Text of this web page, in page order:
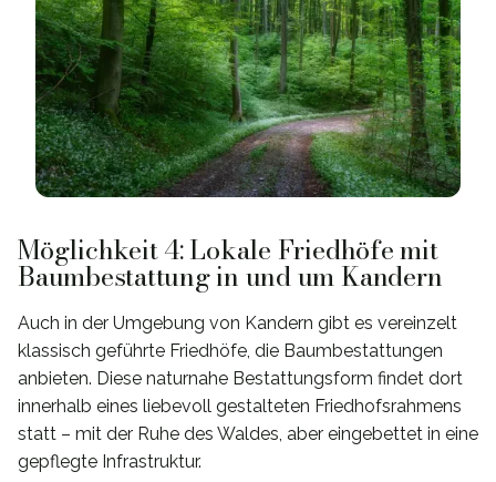
Möglichkeit 4: Lokale Friedhöfe mit
Baumbestattung in und um Kandern
Auch in der Umgebung von Kandern gibt es vereinzelt
klassisch geführte Friedhöfe, die Baumbestattungen
anbieten. Diese naturnahe Bestattungsform findet dort
innerhalb eines liebevoll gestalteten Friedhofsrahmens
statt – mit der Ruhe des Waldes, aber eingebettet in eine
gepflegte Infrastruktur.